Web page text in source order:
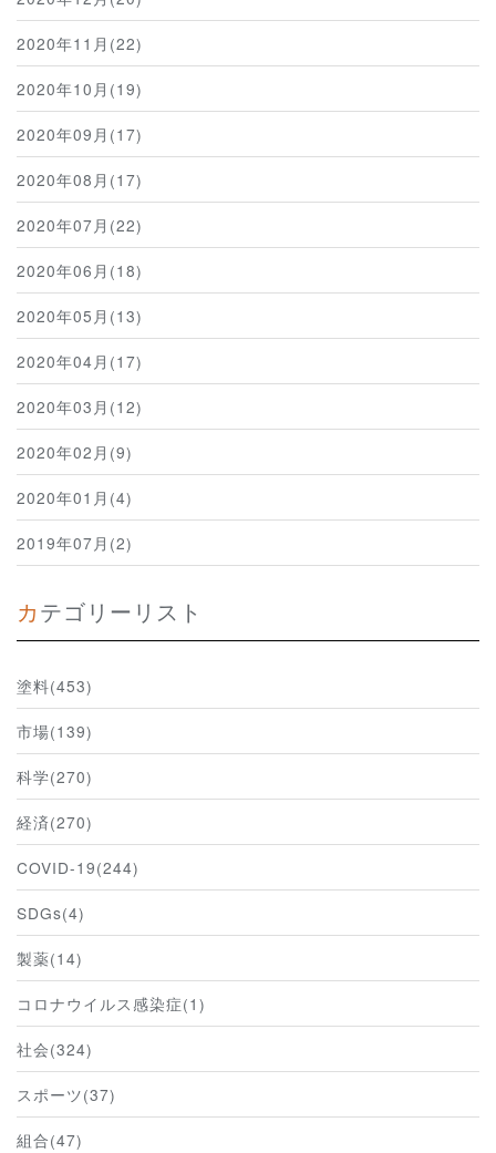
2020年11月(22)
2020年10月(19)
2020年09月(17)
2020年08月(17)
2020年07月(22)
2020年06月(18)
2020年05月(13)
2020年04月(17)
2020年03月(12)
2020年02月(9)
2020年01月(4)
2019年07月(2)
カテゴリーリスト
塗料(453)
市場(139)
科学(270)
経済(270)
COVID-19(244)
SDGs(4)
製薬(14)
コロナウイルス感染症(1)
社会(324)
スポーツ(37)
組合(47)